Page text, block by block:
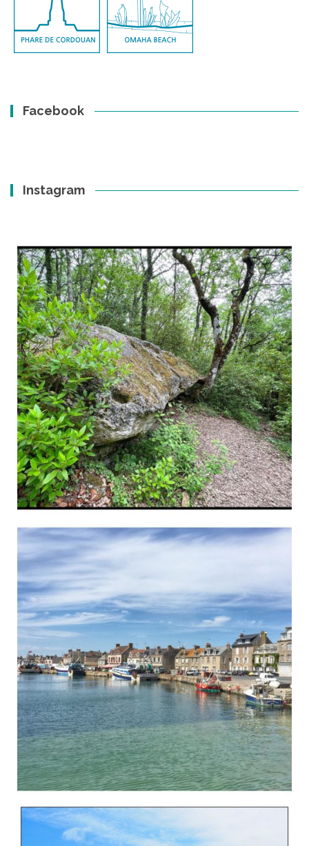
Facebook
Instagram